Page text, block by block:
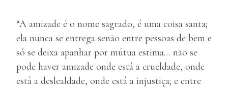
“A amizade é o nome sagrado, é uma coisa santa;
ela nunca se entrega senão entre pessoas de bem e
só se deixa apanhar por mútua estima… não se
pode haver amizade onde está a crueldade, onde
está a deslealdade, onde está a injustiça; e entre